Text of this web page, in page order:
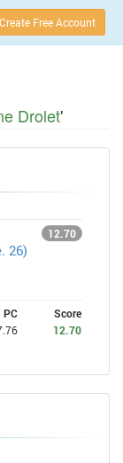
Create Free Account
Drolet'
12.70
26)
PC
Score
12.70